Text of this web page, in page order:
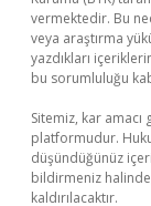
vermektedir. Bu
veya araştırma
yazdıkları
bu sorumluluğu
Sitemiz, kar
platformudur.
düşündüğünüz
bildirmeniz
kaldırılacaktır.